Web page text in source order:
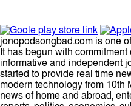
jonopodsongbad.com is one
It has begun with
informative and independent
started to provide real time
modern technology from 10th
news of home and abroad,